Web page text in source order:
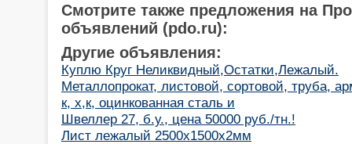
Смотрите также предложения на
объявлений (pdo.ru):
Другие объявления:
Куплю Круг Неликвидный,Остатки,Лежалый.
Металлопрокат, листовой, сортовой, труба,
к, х,к, оцинкованная сталь и
Швеллер 27, б.у., цена 50000 руб./тн.!
Лист лежалый 2500х1500х2мм